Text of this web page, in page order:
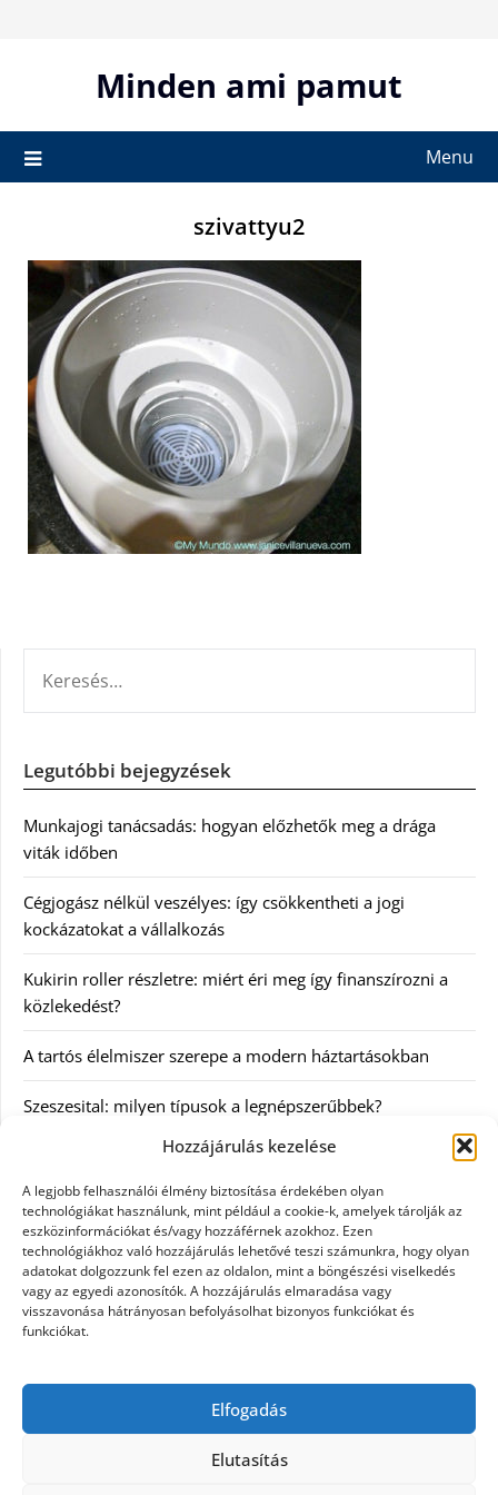
Hozzájárulás kezelése
A legjobb felhasználói élmény biztosítása érdekében olyan
technológiákat használunk, mint például a cookie-k, amelyek tárolják az
eszközinformációkat és/vagy hozzáférnek azokhoz. Ezen
technológiákhoz való hozzájárulás lehetővé teszi számunkra, hogy olyan
adatokat dolgozzunk fel ezen az oldalon, mint a böngészési viselkedés
vagy az egyedi azonosítók. A hozzájárulás elmaradása vagy
visszavonása hátrányosan befolyásolhat bizonyos funkciókat és
funkciókat.
Elfogadás
Elutasítás
Minden ami pamut
Menu
szivattyu2
Legutóbbi bejegyzések
Munkajogi tanácsadás: hogyan előzhetők meg a drága
viták időben
Cégjogász nélkül veszélyes: így csökkentheti a jogi
kockázatokat a vállalkozás
Kukirin roller részletre: miért éri meg így finanszírozni a
közlekedést?
A tartós élelmiszer szerepe a modern háztartásokban
Szeszesital: milyen típusok a legnépszerűbbek?
Egyéb
Irodalom
Szolgáltatás
Szórakozás
Webáruház